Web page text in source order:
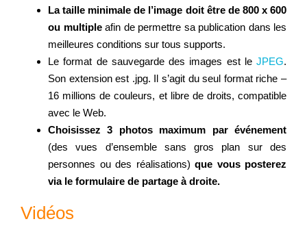
Partager
Regarder
Informer
La taille minimale de l’image doit être de 800 x 600
ou multiple afin de permettre sa publication dans les
meilleures conditions sur tous supports.
Le format de sauvegarde des images est le JPEG.
Son extension est .jpg. Il s’agit du seul format riche –
16 millions de couleurs, et libre de droits, compatible
avec le Web.
Choisissez 3 photos maximum par événement
(des vues d’ensemble sans gros plan sur des
personnes ou des réalisations) que vous posterez
via le formulaire de partage à droite.
Vidéos